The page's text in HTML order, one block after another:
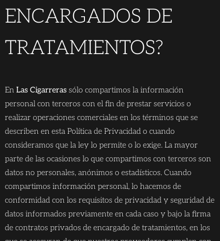
ENCARGADOS DE
TRATAMIENTOS?
En Las Cigarreras sólo compartimos la información
personal con terceros con el fin de prestar servicios o
realizar operaciones comerciales en los términos que se
describen en esta Política de Privacidad o cuando
consideramos que la ley lo permite o lo exige. La mayor
parte de las ocasiones lo que compartimos con terceros son
datos no personales, anónimos o estadísticos. Cuando
compartimos información personal, lo hacemos de
conformidad con los requisitos de privacidad y seguridad de
datos informados previamente en cada caso y bajo la firma
de contratos privados de encargado de tratamientos, en los